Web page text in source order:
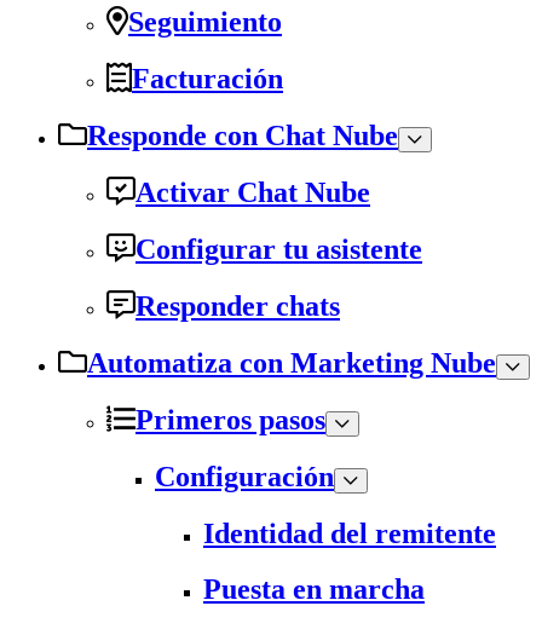
Seguimiento
Facturación
Responde con Chat Nube
Activar Chat Nube
Configurar tu asistente
Responder chats
Automatiza con Marketing Nube
Primeros pasos
Configuración
Identidad del remitente
Puesta en marcha